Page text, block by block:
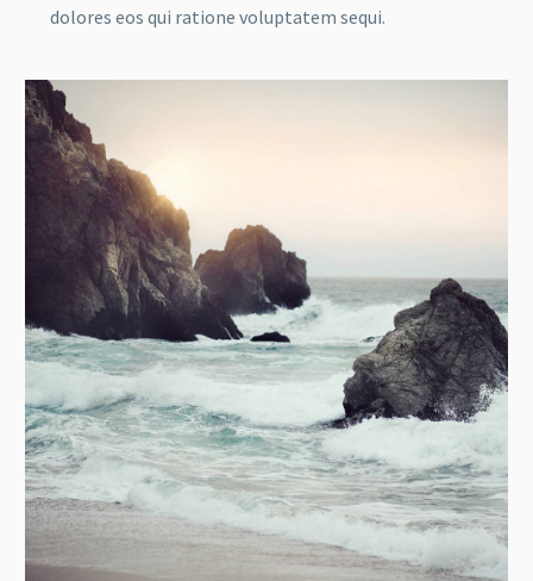
dolores eos qui ratione voluptatem sequi.